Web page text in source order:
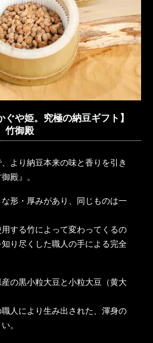
ぐや姫。究極の納豆ギフト】
竹御殿
、より納豆本来の味と香りを引き
殿』。
形・厚みがあり、同じものは一
する竹によって変わってくるの
り尽くした職人の手による完全
の黒小粒大豆と小粒大豆（黄大
人により生み出された、渾身の
。